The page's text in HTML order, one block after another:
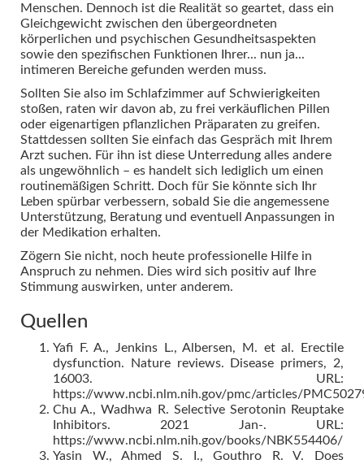
Menschen. Dennoch ist die Realität so geartet, dass ein
Gleichgewicht zwischen den übergeordneten
körperlichen und psychischen Gesundheitsaspekten
sowie den spezifischen Funktionen Ihrer... nun ja...
intimeren Bereiche gefunden werden muss.
Sollten Sie also im Schlafzimmer auf Schwierigkeiten
stoßen, raten wir davon ab, zu frei verkäuflichen Pillen
oder eigenartigen pflanzlichen Präparaten zu greifen.
Stattdessen sollten Sie einfach das Gespräch mit Ihrem
Arzt suchen. Für ihn ist diese Unterredung alles andere
als ungewöhnlich – es handelt sich lediglich um einen
routinemäßigen Schritt. Doch für Sie könnte sich Ihr
Leben spürbar verbessern, sobald Sie die angemessene
Unterstützung, Beratung und eventuell Anpassungen in
der Medikation erhalten.
Zögern Sie nicht, noch heute professionelle Hilfe in
Anspruch zu nehmen. Dies wird sich positiv auf Ihre
Stimmung auswirken, unter anderem.
Quellen
Yafi F. A., Jenkins L., Albersen, M. et al. Erectile
dysfunction. Nature reviews. Disease primers, 2,
16003. URL:
https://www.ncbi.nlm.nih.gov/pmc/articles/
Chu A., Wadhwa R. Selective Serotonin Reuptake
Inhibitors. 2021 Jan-. URL:
https://www.ncbi.nlm.nih.gov/books/NBK554406/
Yasin W., Ahmed S. I., Gouthro R. V. Does